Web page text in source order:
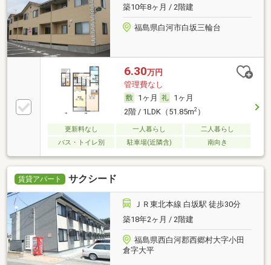
築10年8ヶ月 / 2階建
福島県白河市白坂三輪台
6.30万円
管理費なし
1ヶ月
1ヶ月
2階 / 1LDK（51.85m2）
更新料なし 一人暮らし
二人暮らし
バス・トイレ別
駐車場(近隣含) 南向き
賃貸アパート サクシード
ＪＲ東北本線 白坂駅 徒歩30分
築18年2ヶ月 / 2階建
福島県西白河郡西郷村大字小田
倉字大平